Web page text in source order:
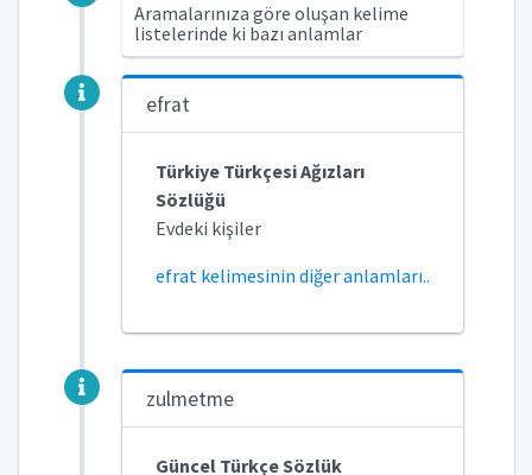
Aramalarınıza göre oluşan kelime
listelerinde ki bazı anlamlar
efrat
Türkiye Türkçesi Ağızları
Sözlüğü
Evdeki kişiler
efrat kelimesinin diğer anlamları..
zulmetme
Güncel Türkçe Sözlük